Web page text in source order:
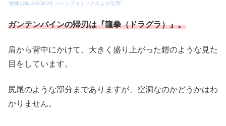
“画像はBLEACH 29 ジャンプコミックスより引用”
ガンテンバインの帰刃は『龍拳（ドラグラ）』。
肩から背中にかけて、大きく盛り上がった鎧のような見た
目をしています。
尻尾のような部分までありますが、空洞なのかどうかはわ
かりません。